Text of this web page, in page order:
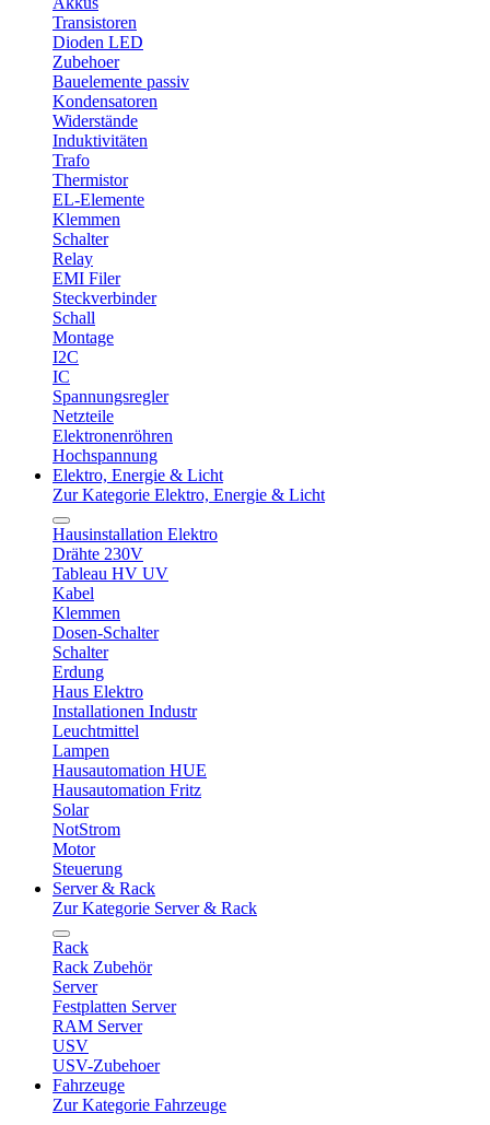
Transistoren
Dioden LED
Zubehoer
Bauelemente passiv
Kondensatoren
Widerstände
Induktivitäten
Trafo
Thermistor
EL-Elemente
Klemmen
Schalter
Relay
EMI Filer
Steckverbinder
Schall
Montage
I2C
IC
Spannungsregler
Netzteile
Elektronenröhren
Hochspannung
Elektro, Energie & Licht
Zur Kategorie Elektro, Energie & Licht
Hausinstallation Elektro
Drähte 230V
Tableau HV UV
Kabel
Klemmen
Dosen-Schalter
Schalter
Erdung
Haus Elektro
Installationen Industr
Leuchtmittel
Lampen
Hausautomation HUE
Hausautomation Fritz
Solar
NotStrom
Motor
Steuerung
Server & Rack
Zur Kategorie Server & Rack
Rack
Rack Zubehör
Server
Festplatten Server
RAM Server
USV
USV-Zubehoer
Fahrzeuge
Zur Kategorie Fahrzeuge